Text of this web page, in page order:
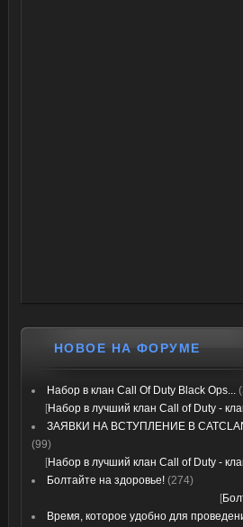
НОВОЕ НА ФОРУМЕ
Набор в клан Call Of Duty Black Ops...
[Набор в лучший клан Call of Duty -
ЗАЯВКИ НА ВСТУПЛЕНИЕ В
(99)
[Набор в лучший клан Call of Duty -
Болтайте на здоровье! (274)
[
Время, которое удобно для